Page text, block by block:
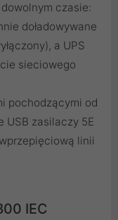
czasie:
doładowywane
a UPS
sieciowego
pochodzącymi od
zasilaczy 5E
linii
IEC